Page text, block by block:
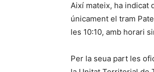
Així mateix, ha indicat
únicament el tram
les 10:10, amb horari
Per la seua part les